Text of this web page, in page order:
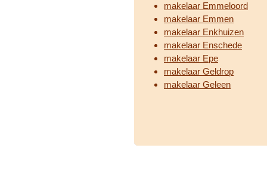
makelaar Emmeloord
makelaar Emmen
makelaar Enkhuizen
makelaar Enschede
makelaar Epe
makelaar Geldrop
makelaar Geleen